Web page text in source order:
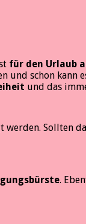
für den Urlaub
und schon kann
und das
werden. Sollten
.